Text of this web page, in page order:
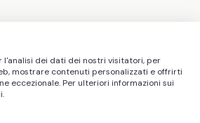
l'analisi dei dati dei nostri visitatori, per
mostrare contenuti personalizzati e offrirti
eccezionale. Per ulteriori informazioni sui